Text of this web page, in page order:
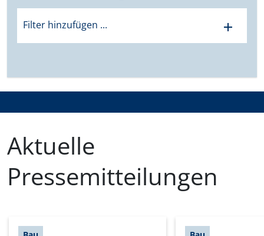
Filter hinzufügen ... add
Aktuelle
Pressemitteilungen